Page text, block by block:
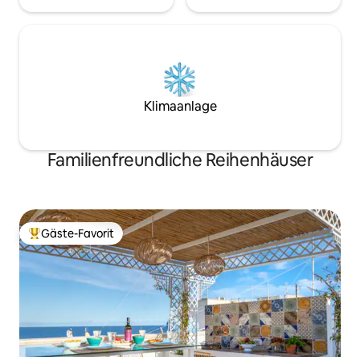
Klimaanlage
Familienfreundliche Reihenhäuser
Beliebter Gäste-Favorit.
Gäste-Favorit